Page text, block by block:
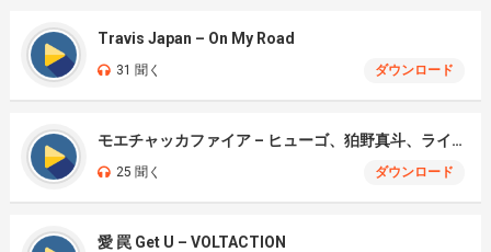
Travis Japan – On My Road
31 聞く ダウンロード
モエチャッカファイア – ヒューゴ、狛野真斗、ライト、セヴェリアン (Cover )
25 聞く ダウンロード
愛 罠 Get U – VOLTACTION